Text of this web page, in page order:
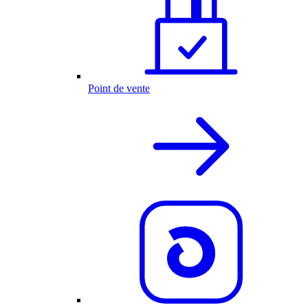
Point de vente